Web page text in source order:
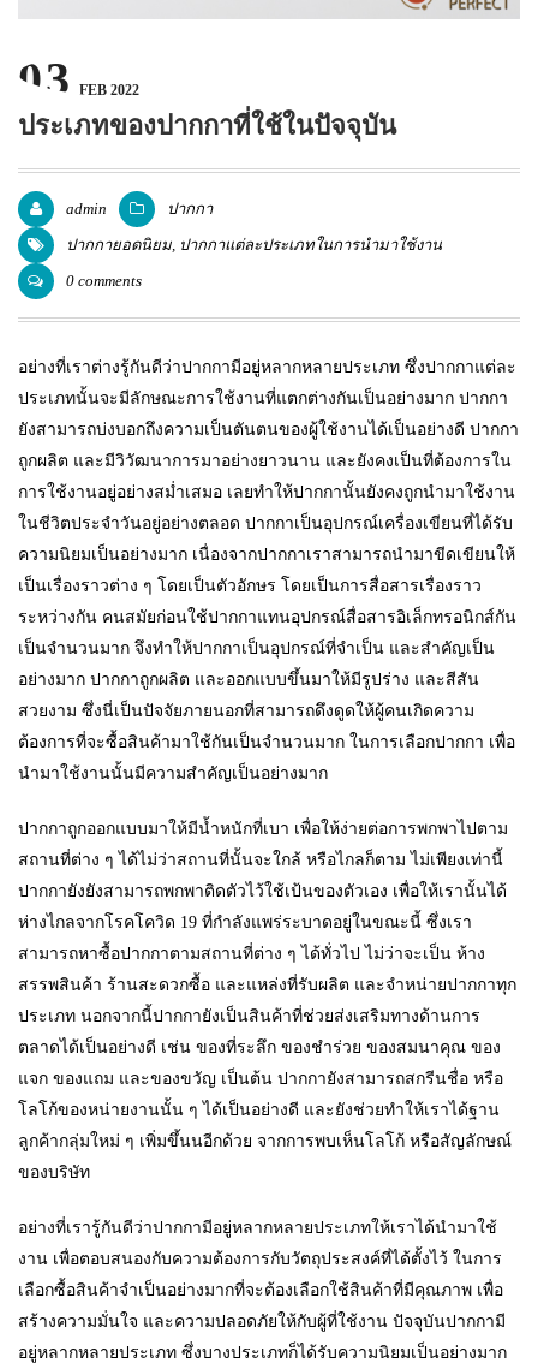
แพคเกจปากกา
03 FEB 2022
ประเภทของปากกาที่ใช้ในปัจจุบัน
admin
ปากกา
ปากกายอดนิยม, ปากกาแต่ละประเภทในการนำมาใช้งาน
0 comments
อย่างที่เราต่างรู้กันดีว่าปากกามีอยู่หลากหลายประเภท ซึ่งปากกาแต่ละ
ประเภทนั้นจะมีลักษณะการใช้งานที่แตกต่างกันเป็นอย่างมาก ปากกา
ยังสามารถบ่งบอกถึงความเป็นตันตนของผู้ใช้งานได้เป็นอย่างดี ปากกา
ถูกผลิต และมีวิวัฒนาการมาอย่างยาวนาน และยังคงเป็นที่ต้องการใน
การใช้งานอยู่อย่างสม่ำเสมอ เลยทำให้ปากกานั้นยังคงถูกนำมาใช้งาน
ในชีวิตประจำวันอยู่อย่างตลอด ปากกาเป็นอุปกรณ์เครื่องเขียนที่ได้รับ
ความนิยมเป็นอย่างมาก เนื่องจากปากกาเราสามารถนำมาขีดเขียนให้
เป็นเรื่องราวต่าง ๆ โดยเป็นตัวอักษร โดยเป็นการสื่อสารเรื่องราว
ระหว่างกัน คนสมัยก่อนใช้ปากกาแทนอุปกรณ์สื่อสารอิเล็กทรอนิกส์กัน
เป็นจำนวนมาก จึงทำให้ปากกาเป็นอุปกรณ์ที่จำเป็น และสำคัญเป็น
อย่างมาก ปากกาถูกผลิต และออกแบบขึ้นมาให้มีรูปร่าง และสีสัน
สวยงาม ซึ่งนี่เป็นปัจจัยภายนอกที่สามารถดึงดูดให้ผู้คนเกิดความ
ต้องการที่จะซื้อสินค้ามาใช้กันเป็นจำนวนมาก ในการเลือกปากกา เพื่อ
นำมาใช้งานนั้นมีความสำคัญเป็นอย่างมาก
ปากกาถูกออกแบบมาให้มีน้ำหนักที่เบา เพื่อให้ง่ายต่อการพกพาไปตาม
สถานที่ต่าง ๆ ได้ไม่ว่าสถานที่นั้นจะใกล้ หรือไกลก็ตาม ไม่เพียงเท่านี้
ปากกายังยังสามารถพกพาติดตัวไว้ใช้เป้นของตัวเอง เพื่อให้เรานั้นได้
ห่างไกลจากโรคโควิด 19 ที่กำลังแพร่ระบาดอยู่ในขณะนี้ ซึ่งเรา
สามารถหาซื้อปากกาตามสถานที่ต่าง ๆ ได้ทั่วไป ไม่ว่าจะเป็น ห้าง
สรรพสินค้า ร้านสะดวกซื้อ และแหล่งที่รับผลิต และจำหน่ายปากกาทุก
ประเภท นอกจากนี้ปากกายังเป็นสินค้าที่ช่วยส่งเสริมทางด้านการ
ตลาดได้เป็นอย่างดี เช่น ของที่ระลึก ของชำร่วย ของสมนาคุณ ของ
แจก ของแถม และของขวัญ เป็นต้น ปากกายังสามารถสกรีนชื่อ หรือ
โลโก้ของหน่ายงานนั้น ๆ ได้เป็นอย่างดี และยังช่วยทำให้เราได้ฐาน
ลูกค้ากลุ่มใหม่ ๆ เพิ่มขึ้นนอีกด้วย จากการพบเห็นโลโก้ หรือสัญลักษณ์
ของบริษัท
อย่างที่เรารู้กันดีว่าปากกามีอยู่หลากหลายประเภทให้เราได้นำมาใช้
งาน เพื่อตอบสนองกับความต้องการกับวัตถุประสงค์ที่ได้ตั้งไว้ ในการ
เลือกซื้อสินค้าจำเป็นอย่างมากที่จะต้องเลือกใช้สินค้าที่มีคุณภาพ เพื่อ
สร้างความมั่นใจ และความปลอดภัยให้กับผู้ที่ใช้งาน ปัจจุบันปากกามี
อยู่หลากหลายประเภท ซึ่งบางประเภทก็ได้รับความนิยมเป็นอย่างมาก